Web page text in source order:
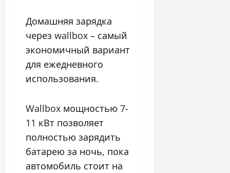
Домашняя зарядка
через wallbox – самый
экономичный вариант
для ежедневного
использования.
Wallbox мощностью 7-
11 кВт позволяет
полностью зарядить
батарею за ночь, пока
автомобиль стоит на